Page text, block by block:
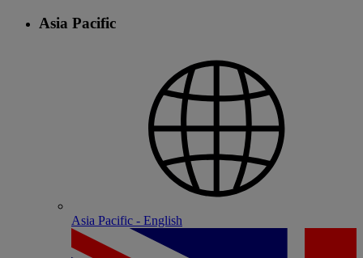
Asia Pacific
Asia Pacific - English